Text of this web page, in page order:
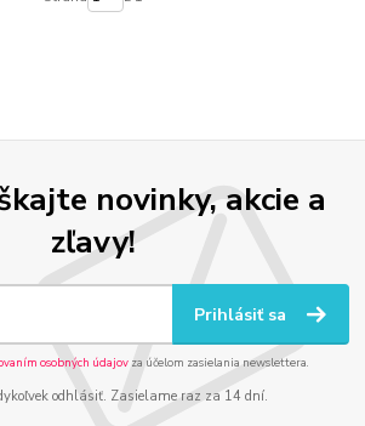
novinky, akcie a
zľavy!
Prihlásiť sa
osobných údajov za účelom zasielania newslettera.
odhlásiť. Zasielame raz za 14 dní.